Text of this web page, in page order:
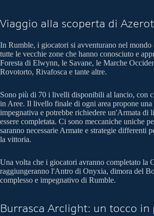
Viaggio alla scoperta di
In Rumble, i giocatori si avventurano nel mondo
tutte le vecchie zone che hanno conosciuto e
Foresta di Elwynn, le Savane, le Marche
Rovotorto, Rivafosca e tante altre.
Sono più di 70 i livelli disponibili al lancio, con
in Aree. Il livello finale di ogni area propone una
impegnativa e potrebbe richiedere un'Armata di
essere completata. Ci sono meccaniche uniche
saranno necessarie Armate e strategie differenti
la vittoria.
Una volta che i giocatori avranno completato la
raggiungeranno l'Antro di Onyxia, dimora del
complesso e impegnativo di Rumble.
Burrasca Arclight: un tocco in